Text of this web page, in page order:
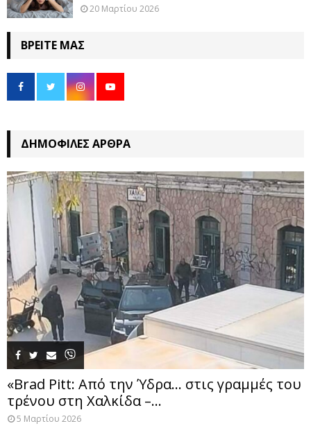
20 Μαρτίου 2026
ΒΡΕΊΤΕ ΜΑΣ
ΔΗΜΟΦΙΛΈΣ ΆΡΘΡΑ
«Brad Pitt: Από την Ύδρα… στις γραμμές του
τρένου στη Χαλκίδα –...
5 Μαρτίου 2026